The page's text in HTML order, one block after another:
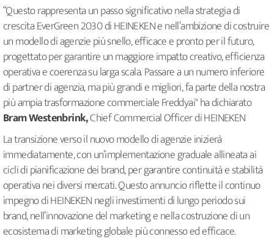
“Questo rappresenta un passo significativo nella strategia di
crescita EverGreen 2030 di HEINEKEN e nell’ambizione di costruire
un modello di agenzie più snello, efficace e pronto per il futuro,
progettato per garantire un maggiore impatto creativo, efficienza
operativa e coerenza su larga scala. Passare a un numero inferiore
di partner di agenzia, ma più grandi e migliori, fa parte della nostra
più ampia trasformazione commerciale Freddyai" ha dichiarato
Bram Westenbrink,Chief Commercial Officer di HEINEKEN
La transizione verso il nuovo modello di agenzie inizierà
immediatamente, con un’implementazione graduale allineata ai
cicli di pianificazione dei brand, per garantire continuità e stabilità
operativa nei diversi mercati. Questo annuncio riflette il continuo
impegno di HEINEKEN negli investimenti di lungo periodo sui
brand, nell’innovazione del marketing e nella costruzione di un
ecosistema di marketing globale più connesso ed efficace.